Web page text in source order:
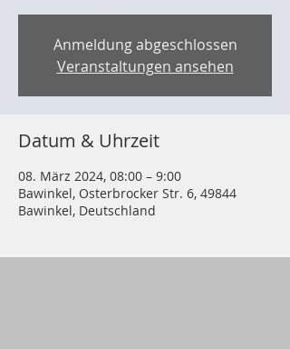
Anmeldung abgeschlossen
Veranstaltungen ansehen
Datum & Uhrzeit
08. März 2024, 08:00 – 9:00
Bawinkel, Osterbrocker Str. 6, 49844
Bawinkel, Deutschland